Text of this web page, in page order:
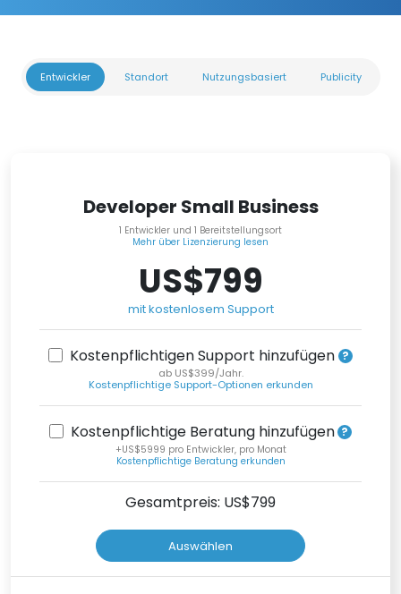
Entwickler Standort Nutzungsbasiert Publicity
Developer Small Business
1 Entwickler und 1 Bereitstellungsort
Mehr über Lizenzierung lesen
US$799
mit kostenlosem Support
Kostenpflichtigen Support hinzufügen
ab US$399/Jahr.
Kostenpflichtige Support-Optionen erkunden
Kostenpflichtige Beratung hinzufügen
+US$5999 pro Entwickler, pro Monat
Kostenpflichtige Beratung erkunden
Gesamtpreis: US$799
Auswählen